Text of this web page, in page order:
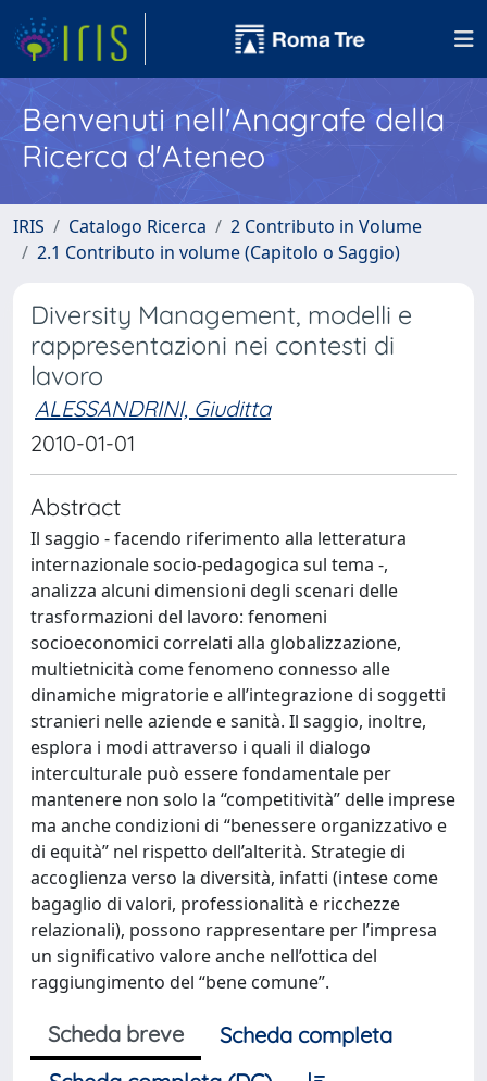
Benvenuti nell'Anagrafe della
Ricerca d'Ateneo
IRIS Catalogo Ricerca
2 Contributo in Volume
2.1 Contributo in volume (Capitolo o Saggio)
Diversity Management, modelli e
rappresentazioni nei contesti di
lavoro
ALESSANDRINI, Giuditta
2010-01-01
Abstract
Il saggio - facendo riferimento alla letteratura
internazionale socio-pedagogica sul tema -,
analizza alcuni dimensioni degli scenari delle
trasformazioni del lavoro: fenomeni
socioeconomici correlati alla globalizzazione,
multietnicità come fenomeno connesso alle
dinamiche migratorie e all’integrazione di soggetti
stranieri nelle aziende e sanità. Il saggio, inoltre,
esplora i modi attraverso i quali il dialogo
interculturale può essere fondamentale per
mantenere non solo la “competitività” delle imprese
ma anche condizioni di “benessere organizzativo e
di equità” nel rispetto dell’alterità. Strategie di
accoglienza verso la diversità, infatti (intese come
bagaglio di valori, professionalità e ricchezze
relazionali), possono rappresentare per l’impresa
un significativo valore anche nell’ottica del
raggiungimento del “bene comune”.
Scheda breve
Scheda completa